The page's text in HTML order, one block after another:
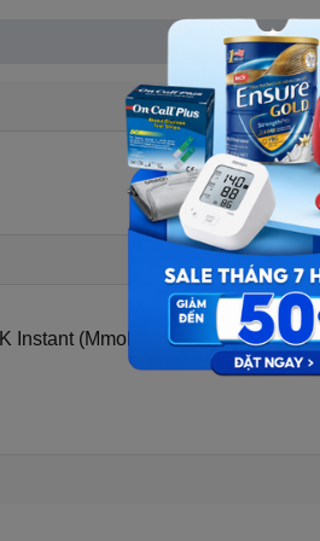
CHEK Instant
Xem thêm
Instant (Mmol/L) - không kèm que